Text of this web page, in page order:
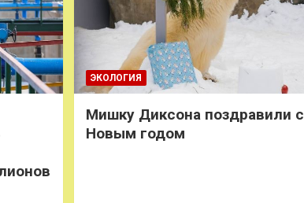
ЭКОЛОГИЯ
Мишку Диксона поздравили с
Новым годом